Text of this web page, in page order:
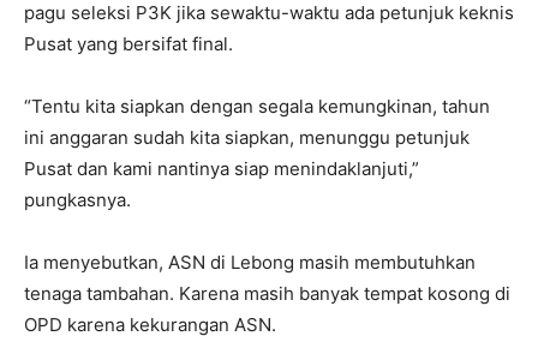
pagu seleksi P3K jika sewaktu-waktu ada petunjuk keknis
Pusat yang bersifat final.
“Tentu kita siapkan dengan segala kemungkinan, tahun
ini anggaran sudah kita siapkan, menunggu petunjuk
Pusat dan kami nantinya siap menindaklanjuti,”
pungkasnya.
Ia menyebutkan, ASN di Lebong masih membutuhkan
tenaga tambahan. Karena masih banyak tempat kosong di
OPD karena kekurangan ASN.